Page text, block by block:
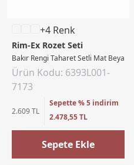
+4 Renk
Rim-Ex Rozet Seti
Bakır Rengi Taharet Setli Mat Beyaz
Ürün Kodu: 6393L001-
7173
2.609 TL
Sepette % 5 indirim
2.478,55 TL
Sepete Ekle